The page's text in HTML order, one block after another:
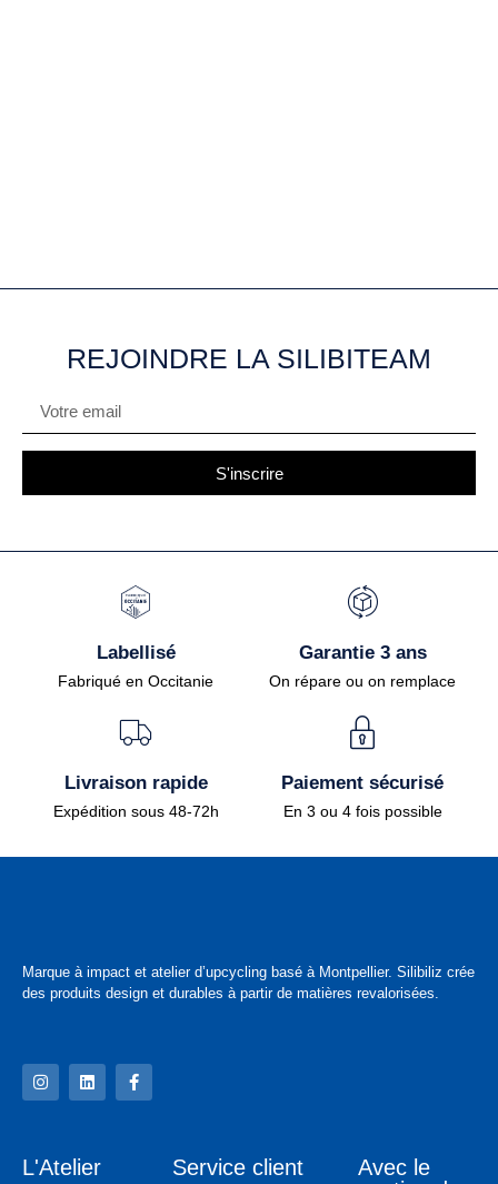
REJOINDRE LA SILIBITEAM
S'inscrire
Labellisé
Fabriqué en Occitanie
Garantie 3 ans
On répare ou on remplace
Livraison rapide
Expédition sous 48-72h
Paiement sécurisé
En 3 ou 4 fois possible
Marque à impact et atelier d’upcycling basé à Montpellier. Silibiliz crée
des produits design et durables à partir de matières revalorisées.
L'Atelier Service client
Avec le